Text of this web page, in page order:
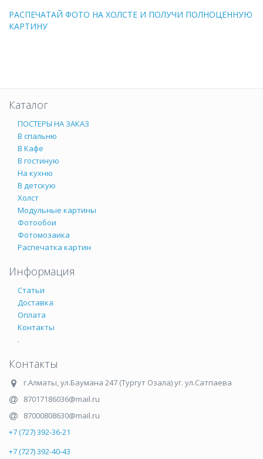
РАСПЕЧАТАЙ ФОТО НА ХОЛСТЕ И ПОЛУЧИ ПОЛНОЦЕННУЮ
КАРТИНУ
Каталог
ПОСТЕРЫ НА ЗАКАЗ
В спальню
В Кафе
В гостиную
На кухню
В детскую
Холст
Модульные картины
Фотообои
Фотомозаика
Распечатка картин
Информация
Статьи
Доставка
Оплата
Контакты
.
Контакты
г.Алматы,ул.Баумана 247 (Тургут Озала) уг. ул.Сатпаева
87017186036@mail.ru
87000808630@mail.ru
+7 (727) 392-36-21
+7 (727) 392-40-43